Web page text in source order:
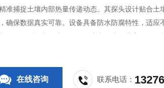
准捕捉土壤内部热量传递动态。其探头设计贴合土
确保数据真实可靠。设备具备防水防腐特性，适应
埋设监测。广泛应用于农田生态研究、温室调控、
在线咨询 联系电话：